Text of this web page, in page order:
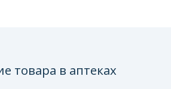
товара в аптеках